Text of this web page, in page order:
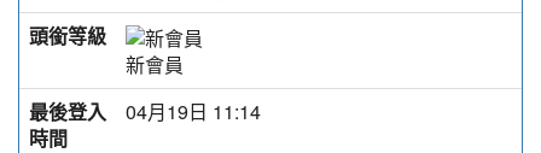
頭銜等級
新會員
最後登入
時間
04月19日 11:14